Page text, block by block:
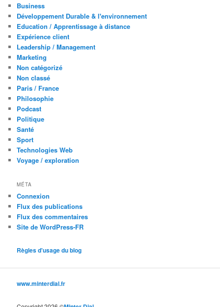
Business
Développement Durable & l'environnement
Education / Apprentissage à distance
Expérience client
Leadership / Management
Marketing
Non catégorizé
Non classé
Paris / France
Philosophie
Podcast
Politique
Santé
Sport
Technologies Web
Voyage / exploration
MÉTA
Connexion
Flux des publications
Flux des commentaires
Site de WordPress-FR
Règles d'usage du blog
www.minterdial.fr